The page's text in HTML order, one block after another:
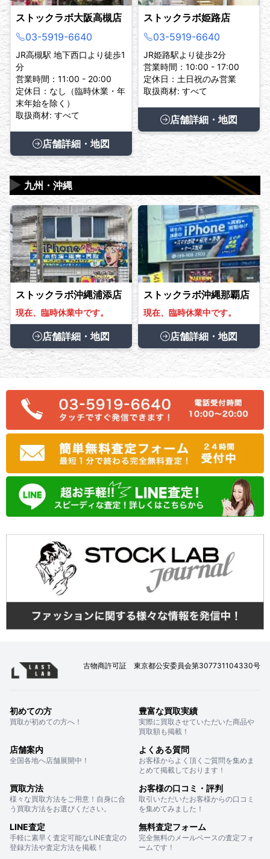
ストックラボ大阪高槻店
03-5919-6640
JR高槻駅 地下西口より徒歩1
分
営業時間：11:00 - 20:00
定休日：なし（臨時休業・年
末年始を除く）
取扱商材: すべて
店舗詳細・地図
ストックラボ姫路店
03-5919-6640
JR姫路駅より徒歩2分
営業時間：10:00 - 17:00
定休日：土日祝のみ営業
取扱商材: すべて
店舗詳細・地図
九州・沖縄
▶
ストックラボ沖縄浦添店
現在、臨時休業中です。
店舗詳細・地図
ストックラボ沖縄那覇店
現在、臨時休業中です。
店舗詳細・地図
古物商許可証 東京都公安委員会第307731104330号
初めての方
買取が初めての方へ！
豊富な買取実績
実際に買取させていただいた商品や
買取額も掲載！
店舗案内
全国各地へ店舗展開中！
よくある質問
お客様からよく頂くご質問を集めま
とめて掲載しております！
買取方法
様々な買取方法をご用意！自身に合
う買取方法をお選びください。
お客様の口コミ・評判
取引いただいたお客様からの口コミ
を集めてみました！
LINE査定
手軽に素早く査定可能なLINE査定の
登録方法や査定方法を掲載！
無料査定フォーム
完全無料のメールベースの査定フォ
ームです！